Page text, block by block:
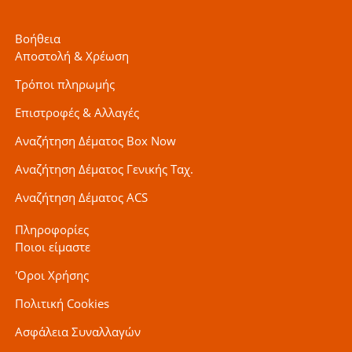
Βοήθεια
Αποστολή & Χρέωση
Τρόποι πληρωμής
Επιστροφές & Αλλαγές
Αναζήτηση Δέματος Box Now
Αναζήτηση Δέματος Γενικής Ταχ.
Αναζήτηση Δέματος ACS
Πληροφορίες
Ποιοι είμαστε
'Οροι Χρήσης
Πολιτική Cookies
Ασφάλεια Συναλλαγών